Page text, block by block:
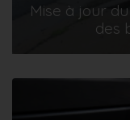
Mise à jour
des